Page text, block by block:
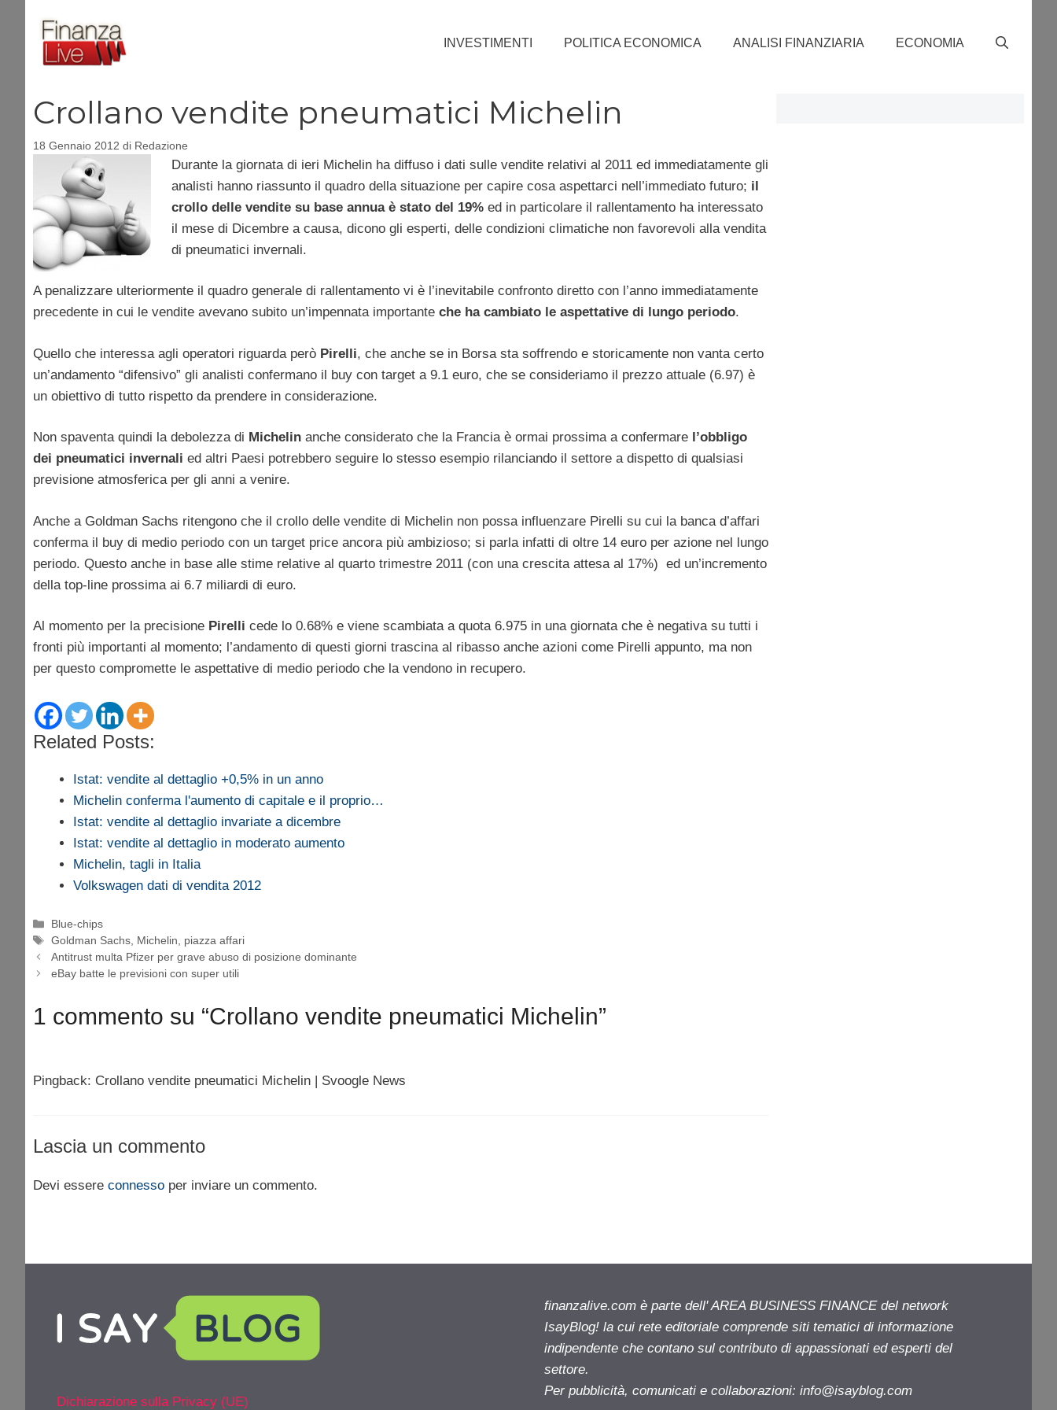
contenuto
INVESTIMENTI POLITICA ECONOMICA ANALISI FINANZIARIA ECONOMIA
Crollano vendite pneumatici Michelin
18 Gennaio 2012 di Redazione
Durante la giornata di ieri Michelin ha diffuso i dati sulle vendite relativi al 2011 ed immediatamente gli
analisti hanno riassunto il quadro della situazione per capire cosa aspettarci nell’immediato futuro; il
crollo delle vendite su base annua è stato del 19%ed in particolare il rallentamento ha interessato
il mese di Dicembre a causa, dicono gli esperti, delle condizioni climatiche non favorevoli alla vendita
di pneumatici invernali.
A penalizzare ulteriormente il quadro generale di rallentamento vi è l’inevitabile confronto diretto con l’anno immediatamente
precedente in cui le vendite avevano subito un’impennata importante che ha cambiato le aspettative di lungo periodo.
Quello che interessa agli operatori riguarda però Pirelli, che anche se in Borsa sta soffrendo e storicamente non vanta certo
un’andamento “difensivo” gli analisti confermano il buy con target a 9.1 euro, che se consideriamo il prezzo attuale (6.97) è
un obiettivo di tutto rispetto da prendere in considerazione.
Non spaventa quindi la debolezza di Michelin anche considerato che la Francia è ormai prossima a confermare l’obbligo
dei pneumatici invernali ed altri Paesi potrebbero seguire lo stesso esempio rilanciando il settore a dispetto di qualsiasi
previsione atmosferica per gli anni a venire.
Anche a Goldman Sachs ritengono che il crollo delle vendite di Michelin non possa influenzare Pirelli su cui la banca d’affari
conferma il buy di medio periodo con un target price ancora più ambizioso; si parla infatti di oltre 14 euro per azione nel lungo
periodo. Questo anche in base alle stime relative al quarto trimestre 2011 (con una crescita attesa al 17%) ed un’incremento
della top-line prossima ai 6.7 miliardi di euro.
Al momento per la precisione Pirelli cede lo 0.68% e viene scambiata a quota 6.975 in una giornata che è negativa su tutti i
fronti più importanti al momento; l’andamento di questi giorni trascina al ribasso anche azioni come Pirelli appunto, ma non
per questo compromette le aspettative di medio periodo che la vendono in recupero.
Related Posts:
Istat: vendite al dettaglio +0,5% in un anno
Michelin conferma l'aumento di capitale e il proprio…
Istat: vendite al dettaglio invariate a dicembre
Istat: vendite al dettaglio in moderato aumento
Michelin, tagli in Italia
Volkswagen dati di vendita 2012
Categorie
Blue-chips
Tag
Goldman Sachs Michelin
piazza affari
Antitrust multa Pfizer per grave abuso di posizione dominante
eBay batte le previsioni con super utili
1 commento su “Crollano vendite pneumatici Michelin”
Pingback: Crollano vendite pneumatici Michelin | Svoogle News
Lascia un commento
Devi essere connesso per inviare un commento.
Dichiarazione sulla Privacy (UE)
finanzalive.com è parte dell' AREA BUSINESS FINANCE del network
IsayBlog! la cui rete editoriale comprende siti tematici di informazione
indipendente che contano sul contributo di appassionati ed esperti del
settore.
Per pubblicità, comunicati e collaborazioni: info@isayblog.com